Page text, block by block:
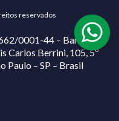
reservados
0001-44 – Banco
Carlos Berrini, 105, 5º
Paulo – SP – Brasil